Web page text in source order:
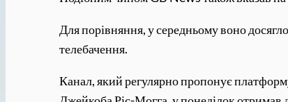
Для порівняння, у середньому воно
телебачення.
Канал, який регулярно пропонує